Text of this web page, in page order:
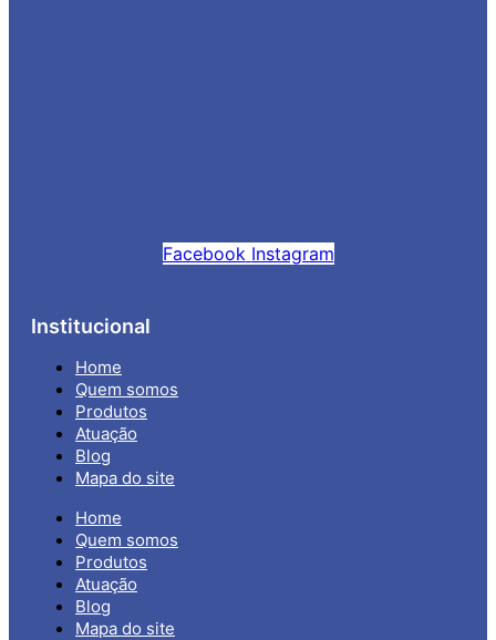
Facebook Instagram
Institucional
Home
Quem somos
Produtos
Atuação
Blog
Mapa do site
Home
Quem somos
Produtos
Atuação
Blog
Mapa do site